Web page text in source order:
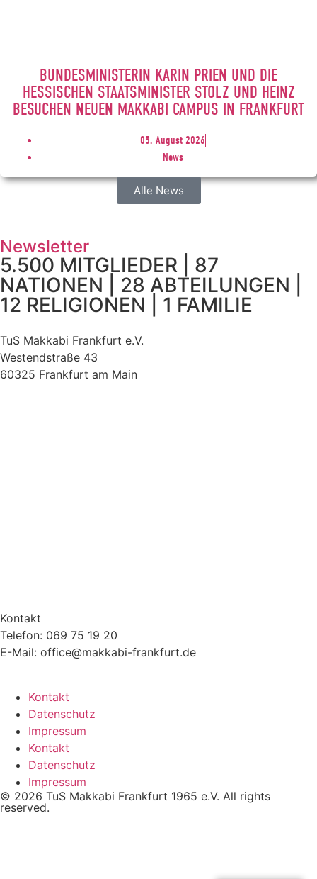
BUNDESMINISTERIN KARIN PRIEN UND DIE
HESSISCHEN STAATSMINISTER STOLZ UND HEINZ
BESUCHEN NEUEN MAKKABI CAMPUS IN FRANKFURT
05. August 2026
News
Alle News
Newsletter
5.500 MITGLIEDER | 87
NATIONEN | 28 ABTEILUNGEN |
12 RELIGIONEN | 1 FAMILIE
TuS Makkabi Frankfurt e.V.
Westendstraße 43
60325 Frankfurt am Main
Kontakt
Telefon: 069 75 19 20
E-Mail: office@makkabi-frankfurt.de
Kontakt
Datenschutz
Impressum
Kontakt
Datenschutz
Impressum
© 2026 TuS Makkabi Frankfurt 1965 e.V. All rights
reserved.